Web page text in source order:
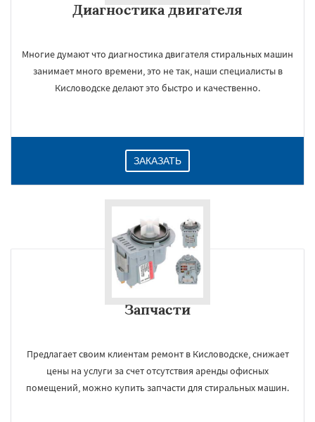
Диагностика двигателя
Многие думают что диагностика двигателя стиральных машин
занимает много времени, это не так, наши специалисты в
Кисловодске делают это быстро и качественно.
ЗАКАЗАТЬ
Запчасти
Предлагает своим клиентам ремонт в Кисловодске, снижает
цены на услуги за счет отсутствия аренды офисных
помещений, можно купить запчасти для стиральных машин.